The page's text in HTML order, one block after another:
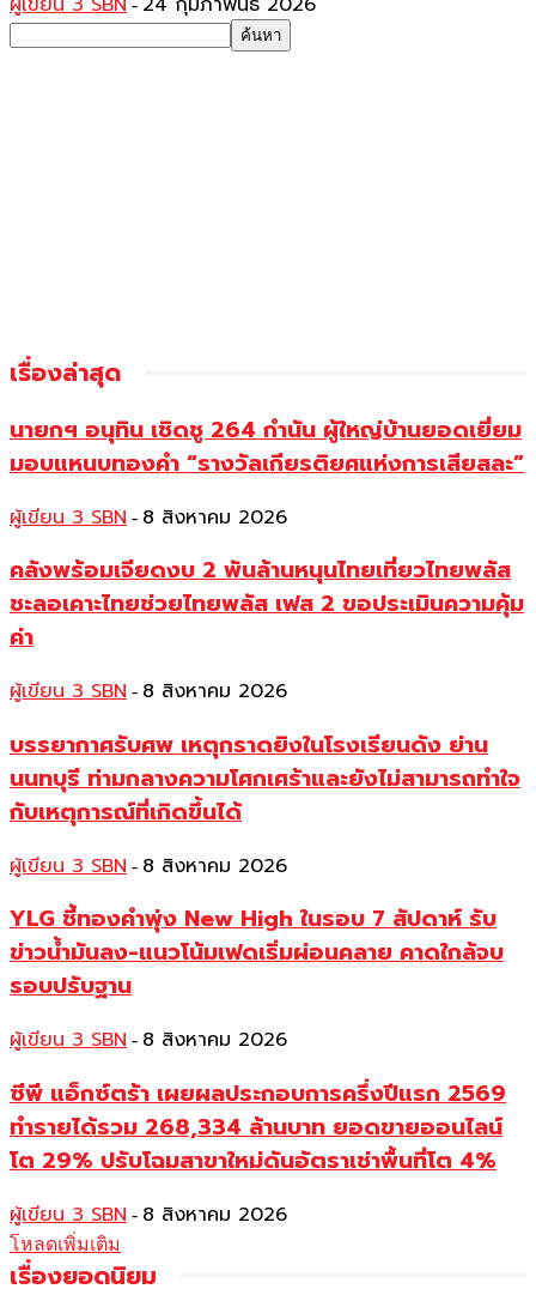
-
เรื่องล่าสุด
นายกฯ อนุทิน เชิดชู 264 กำนัน ผู้ใหญ่บ้านยอดเยี่ยม
มอบแหนบทองคำ “รางวัลเกียรติยศแห่งการเสียสละ”
ผู้เขียน 3 SBN - 8 สิงหาคม 2026
คลังพร้อมเจียดงบ 2 พันล้านหนุนไทยเที่ยวไทยพลัส
ชะลอเคาะไทยช่วยไทยพลัส เฟส 2 ขอประเมินความคุ้ม
ค่า
ผู้เขียน 3 SBN - 8 สิงหาคม 2026
บรรยากาศรับศพ เหตุกราดยิงในโรงเรียนดัง ย่าน
นนทบุรี ท่ามกลางความโศกเศร้าและยังไม่สามารถทำใจ
กับเหตุการณ์ที่เกิดขึ้นได้
ผู้เขียน 3 SBN - 8 สิงหาคม 2026
YLG ชี้ทองคำพุ่ง New High ในรอบ 7 สัปดาห์ รับ
ข่าวน้ำมันลง-แนวโน้มเฟดเริ่มผ่อนคลาย คาดใกล้จบ
รอบปรับฐาน
ผู้เขียน 3 SBN - 8 สิงหาคม 2026
ซีพี แอ็กซ์ตร้า เผยผลประกอบการครึ่งปีแรก 2569
ทำรายได้รวม 268,334 ล้านบาท ยอดขายออนไลน์
โต 29% ปรับโฉมสาขาใหม่ดันอัตราเช่าพื้นที่โต 4%
ผู้เขียน 3 SBN - 8 สิงหาคม 2026
โหลดเพิ่มเติม
เรื่องยอดนิยม